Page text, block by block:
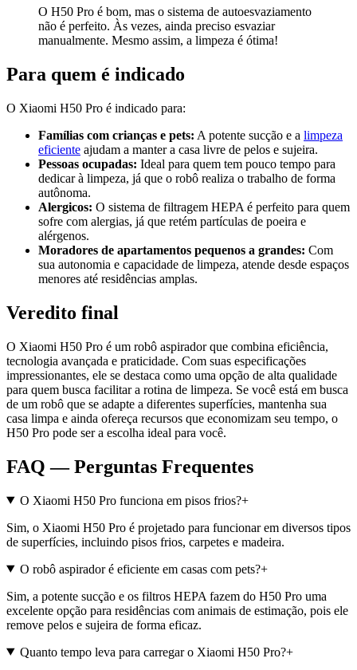
O H50 Pro é bom, mas o sistema de autoesvaziamento
não é perfeito. Às vezes, ainda preciso esvaziar
manualmente. Mesmo assim, a limpeza é ótima!
Para quem é indicado
O Xiaomi H50 Pro é indicado para:
Famílias com crianças e pets: A potente sucção e a limpeza
eficiente ajudam a manter a casa livre de pelos e sujeira.
Pessoas ocupadas: Ideal para quem tem pouco tempo para
dedicar à limpeza, já que o robô realiza o trabalho de forma
autônoma.
Alergicos: O sistema de filtragem HEPA é perfeito para quem
sofre com alergias, já que retém partículas de poeira e
alérgenos.
Moradores de apartamentos pequenos a grandes: Com
sua autonomia e capacidade de limpeza, atende desde espaços
menores até residências amplas.
Veredito final
O Xiaomi H50 Pro é um robô aspirador que combina eficiência,
tecnologia avançada e praticidade. Com suas especificações
impressionantes, ele se destaca como uma opção de alta qualidade
para quem busca facilitar a rotina de limpeza. Se você está em busca
de um robô que se adapte a diferentes superfícies, mantenha sua
casa limpa e ainda ofereça recursos que economizam seu tempo, o
H50 Pro pode ser a escolha ideal para você.
FAQ — Perguntas Frequentes
O Xiaomi H50 Pro funciona em pisos frios?+
Sim, o Xiaomi H50 Pro é projetado para funcionar em diversos tipos
de superfícies, incluindo pisos frios, carpetes e madeira.
O robô aspirador é eficiente em casas com pets?+
Sim, a potente sucção e os filtros HEPA fazem do H50 Pro uma
excelente opção para residências com animais de estimação, pois ele
remove pelos e sujeira de forma eficaz.
Quanto tempo leva para carregar o Xiaomi H50 Pro?+